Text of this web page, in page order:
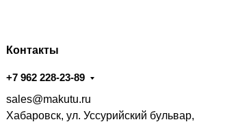
Контакты
+7 962 228-23-89
sales@makutu.ru
Хабаровск, ул. Уссурийский бульвар,